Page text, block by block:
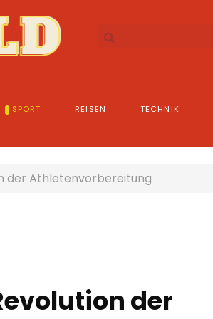
SPORT REISEN TECHNIK
der Athletenvorbereitung
der